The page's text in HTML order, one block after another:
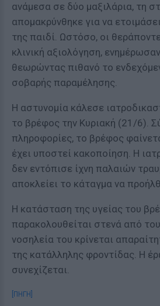
ανάμεσα σε δύο μαξιλάρια, τη
απομακρύνθηκε για να
της παιδί. Ωστόσο, οι
κλινική αξιολόγηση,
θεωρώντας πιθανό το
σοβαρής παραμέλησης.
Η αστυνομία κάλεσε
το βρέφος την Κυριακή (21/6).
πληροφορίες, το βρέφος
έχει υποστεί κακοποίηση. Η
δεν εντόπισε ίχνη παλαιών
αποκλείει το κάταγμα να
Η κατάσταση της υγείας του
παρακολουθείται στενά από
νοσηλεία του κρίνεται
της κατάλληλης φροντίδας. Η
συνεχίζεται.
[ΠΗΓΗ]